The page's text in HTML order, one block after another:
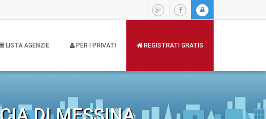
LISTA AGENZIE PER I PRIVATI REGISTRATI GRATIS